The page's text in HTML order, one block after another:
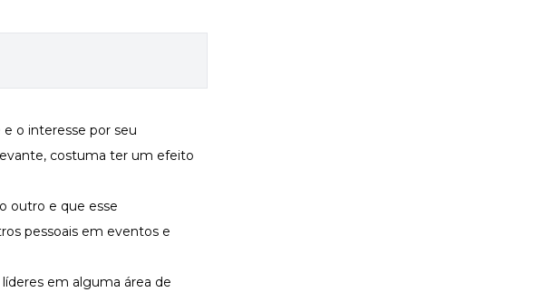
e o interesse por seu
costuma ter um efeito
outro e que esse
pessoais em eventos e
em alguma área de